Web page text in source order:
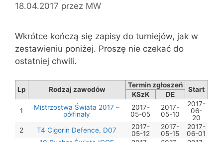
18.04.2017 przez MW
Wkrótce kończą się zapisy do turniejów, jak w
zestawieniu poniżej. Proszę nie czekać do
ostatniej chwili.
Lp Rodzaj zawodów
Termin zgłoszeń
Start
KSzK DE
1
Mistrzostwa Świata 2017 –
półfinały
2017-
05-05
2017-
05-10
2017-
06-
20
2
T4 Cigorin Defence, D07
2017-
05-12
2017-
05-15
2017-
06-01